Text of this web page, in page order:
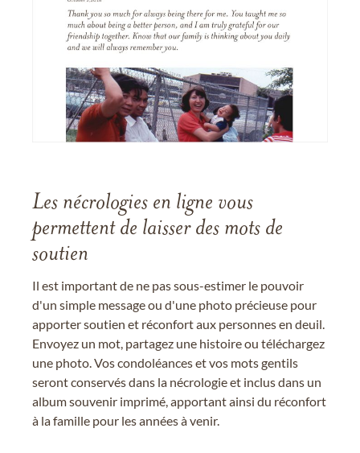
Les nécrologies en ligne vous
permettent de laisser des mots de
soutien
Il est important de ne pas sous-estimer le pouvoir
d'un simple message ou d'une photo précieuse pour
apporter soutien et réconfort aux personnes en deuil.
Envoyez un mot, partagez une histoire ou téléchargez
une photo. Vos condoléances et vos mots gentils
seront conservés dans la nécrologie et inclus dans un
album souvenir imprimé, apportant ainsi du réconfort
à la famille pour les années à venir.